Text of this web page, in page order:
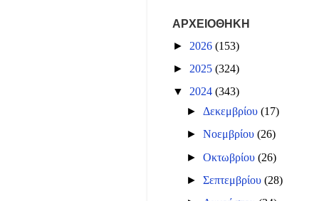
ΑΡΧΕΙΟΘΗΚΗ
► 2026 (153)
► 2025 (324)
▼ 2024 (343)
► Δεκεμβρίου(17)
►Νοεμβρίου(26)
►Οκτωβρίου(26)
►Σεπτεμβρίου(28)